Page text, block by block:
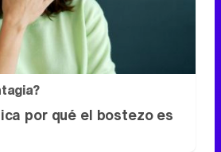
por qué el bostezo es